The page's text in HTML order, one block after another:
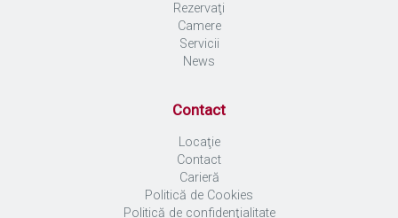
Rezervaţi
Camere
Servicii
News
Contact
Locaţie
Contact
Carieră
Politică de Cookies
Politică de confidenţialitate